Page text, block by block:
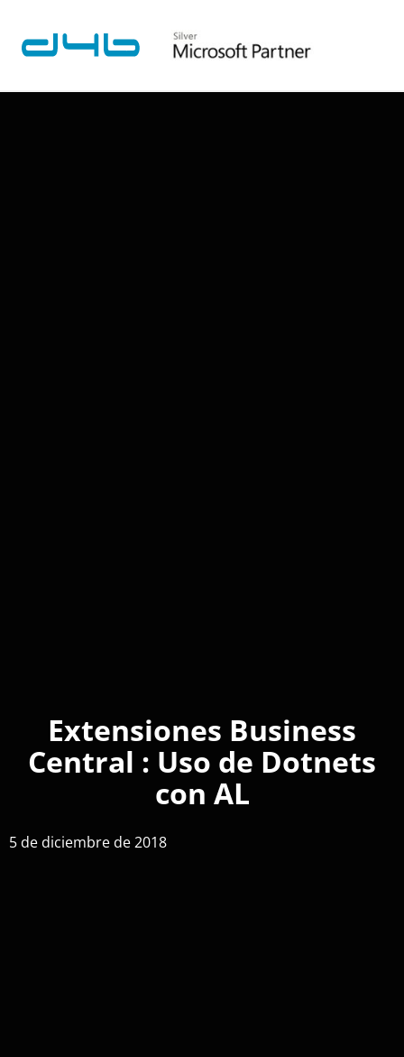
Extensiones Business
Central : Uso de Dotnets
con AL
5 de diciembre de 2018